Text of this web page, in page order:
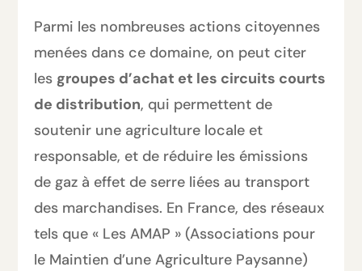
Parmi les nombreuses actions citoyennes
menées dans ce domaine, on peut citer
les groupes d’achat et les circuits courts
de distribution, qui permettent de
soutenir une agriculture locale et
responsable, et de réduire les émissions
de gaz à effet de serre liées au transport
des marchandises. En France, des réseaux
tels que « Les AMAP » (Associations pour
le Maintien d’une Agriculture Paysanne)